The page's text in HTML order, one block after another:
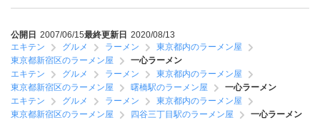
公開日 2007/06/15最終更新日 2020/08/13
エキテン
グルメ ラーメン
東京都内のラーメン屋
東京都新宿区のラーメン屋
一心ラーメン
エキテン
グルメ ラーメン
東京都内のラーメン屋
東京都新宿区のラーメン屋
曙橋駅のラーメン屋
一心ラーメン
エキテン
グルメ ラーメン
東京都内のラーメン屋
東京都新宿区のラーメン屋
四谷三丁目駅のラーメン屋
一心ラーメン